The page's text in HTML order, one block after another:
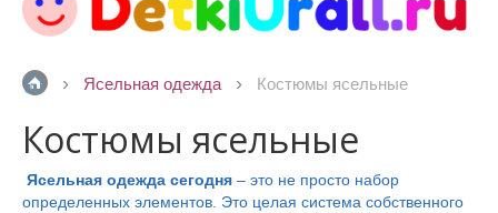
Ясельная одежда Костюмы ясельные
Костюмы ясельные
Ясельная одежда сегодня – это не просто набор
определенных элементов. Это целая система собственного